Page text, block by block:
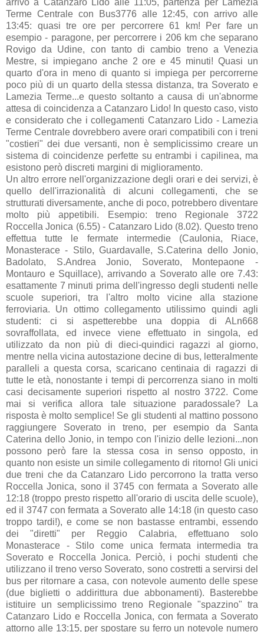
Terme Centrale con Bus3776 alle 12:45, con arrivo alle
13:45: quasi tre ore per percorrere 61 km! Per fare un
esempio - paragone, per percorrere i 206 km che separano
Rovigo da Udine, con tanto di cambio treno a Venezia
Mestre, si impiegano anche 2 ore e 45 minuti! Quasi un
quarto d'ora in meno di quanto si impiega per percorrerne
poco più di un quarto della stessa distanza, tra Soverato e
Lamezia Terme...e questo soltanto a causa di un'abnorme
attesa di coincidenza a Catanzaro Lido! In questo caso, visto
e considerato che i collegamenti Catanzaro Lido - Lamezia
Terme Centrale dovrebbero avere orari compatibili con i treni
"costieri" dei due versanti, non è semplicissimo creare un
sistema di coincidenze perfette su entrambi i capilinea, ma
esistono però discreti margini di miglioramento.
Un altro errore nell'organizzazione degli orari e dei servizi, è
quello dell'irrazionalità di alcuni collegamenti, che se
strutturati diversamente, anche di poco, potrebbero diventare
molto più appetibili. Esempio: treno Regionale 3722
Roccella Jonica (6.55) - Catanzaro Lido (8.02). Questo treno
effettua tutte le fermate intermedie (Caulonia, Riace,
Monasterace - Stilo, Guardavalle, S.Caterina dello Jonio,
Badolato, S.Andrea Jonio, Soverato, Montepaone -
Montauro e Squillace), arrivando a Soverato alle ore 7.43:
esattamente 7 minuti prima dell'ingresso degli studenti nelle
scuole superiori, tra l'altro molto vicine alla stazione
ferroviaria. Un ottimo collegamento utilissimo quindi agli
studenti: ci si aspetterebbe una doppia di ALn668
sovraffollata, ed invece viene effettuato in singola, ed
utilizzato da non più di dieci-quindici ragazzi al giorno,
mentre nella vicina autostazione decine di bus, letteralmente
paralleli a questa corsa, scaricano centinaia di ragazzi di
tutte le età, nonostante i tempi di percorrenza siano in molti
casi decisamente superiori rispetto al nostro 3722. Come
mai si verifica allora tale situazione paradossale? La
risposta è molto semplice! Se gli studenti al mattino possono
raggiungere Soverato in treno, per esempio da Santa
Caterina dello Jonio, in tempo con l'inizio delle lezioni...non
possono però fare la stessa cosa in senso opposto, in
quanto non esiste un simile collegamento di ritorno! Gli unici
due treni che da Catanzaro Lido percorrono la tratta verso
Roccella Jonica, sono il 3745 con fermata a Soverato alle
12:18 (troppo presto rispetto all'orario di uscita delle scuole),
ed il 3747 con fermata a Soverato alle 14:18 (in questo caso
troppo tardi!), e come se non bastasse entrambi, essendo
dei "diretti" per Reggio Calabria, effettuano solo
Monasterace - Stilo come unica fermata intermedia tra
Soverato e Roccella Jonica. Perciò, i pochi studenti che
utilizzano il treno verso Soverato, sono costretti a servirsi del
bus per ritornare a casa, con notevole aumento delle spese
(due biglietti o addirittura due abbonamenti). Basterebbe
istituire un semplicissimo treno Regionale "spazzino" tra
Catanzaro Lido e Roccella Jonica, con fermata a Soverato
attorno alle 13:15, per spostare su ferro un notevole numero